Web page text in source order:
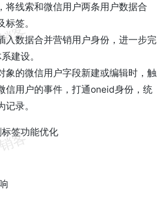
将线索和微信用户两条用户数据合
签。
入数据合并营销用户身份，进一步完
建设。
象的微信用户字段新建或编辑时，触
信用户的事件，打通oneid身份，统
录。
签功能优化